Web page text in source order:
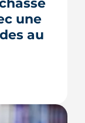
une
au